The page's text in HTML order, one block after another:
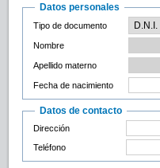
Datos personales
Tipo de documento
Nombre
Apellido materno
Fecha de nacimiento
Datos de contacto
Dirección
Teléfono